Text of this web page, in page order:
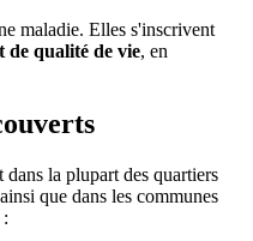
maladie. Elles s'inscrivent
de qualité de vie, en
la plupart des quartiers
que dans les communes